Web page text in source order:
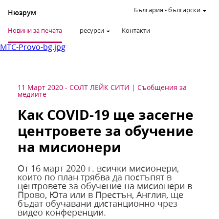
Нюзрум
Новини за печата ресурси Контакти
България -български
MTC-Provo-bg.jpg
11 Март 2020 - СОЛТ ЛЕЙК СИТИ Съобщения за
медиите
Как COVID-19 ще засегне
центровете за обучение
на мисионери
От 16 март 2020 г. всички мисионери,
които по план трябва да постъпят в
центровете за обучение на мисионери в
Прово, Юта или в Престън, Англия, ще
бъдат обучавани дистанционно чрез
видео конференции.